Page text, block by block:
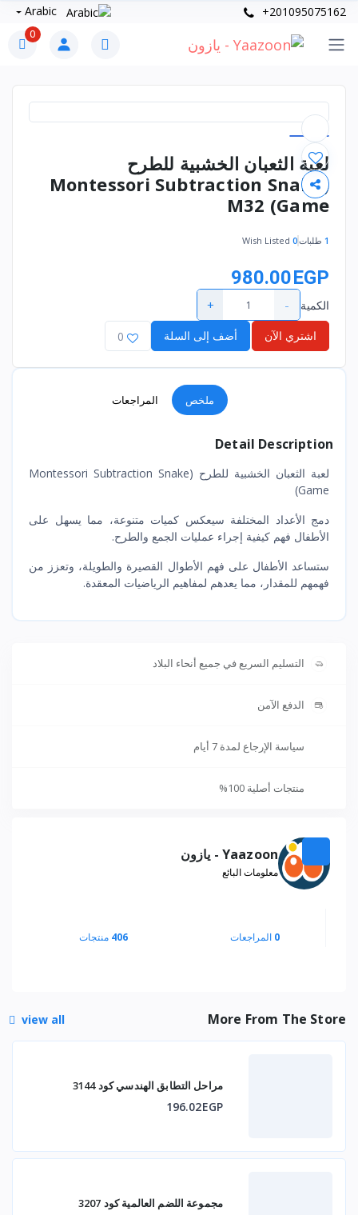
+201095075162
0
لعبة الثعبان الخشبية للطرح
(Montessori Subtraction Snake
Game) M32
1 طلبات0
980.00EGP
الكمية -
+
اشتري الآن أضف إلى السلة 0
ملخص المراجعات
Detail Description
لعبة الثعبان الخشبية للطرح (Montessori Subtraction Snake
Game)
دمج الأعداد المختلفة سيعكس كميات متنوعة، مما يسهل على
الأطفال فهم كيفية إجراء عمليات الجمع والطرح.
ستساعد الأطفال على فهم الأطوال القصيرة والطويلة، وتعزز من
فهمهم للمقدار، مما يعدهم لمفاهيم الرياضيات المعقدة.
التسليم السريع في جميع أنحاء البلاد
الدفع الآمن
سياسة الإرجاع لمدة 7 أيام
منتجات أصلية 100%
Yaazoon - يازون
معلومات البائع
0 المراجعات 406 منتجات
More From The Store
view all
مراحل التطابق الهندسي كود 3144
196.02EGP
مجموعة اللضم العالمية كود 3207